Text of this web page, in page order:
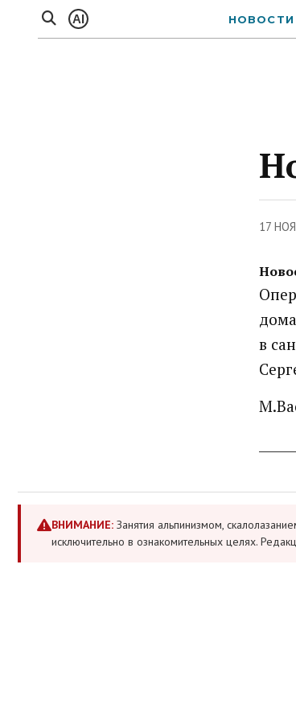
AI НОВОСТИ
17
в
ВНИМАНИЕ: Занятия альпинизмом,
исключительно в ознакомительных целях.